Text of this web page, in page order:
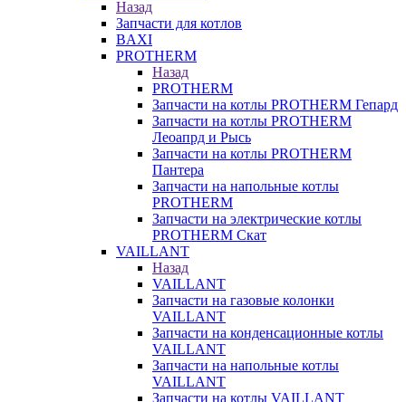
Назад
Запчасти для котлов
BAXI
PROTHERM
Назад
PROTHERM
Запчасти на котлы PROTHERM Гепард
Запчасти на котлы PROTHERM
Леоапрд и Рысь
Запчасти на котлы PROTHERM
Пантера
Запчасти на напольные котлы
PROTHERM
Запчасти на электрические котлы
PROTHERM Скат
VAILLANT
Назад
VAILLANT
Запчасти на газовые колонки
VAILLANT
Запчасти на конденсационные котлы
VAILLANT
Запчасти на напольные котлы
VAILLANT
Запчасти на котлы VAILLANT